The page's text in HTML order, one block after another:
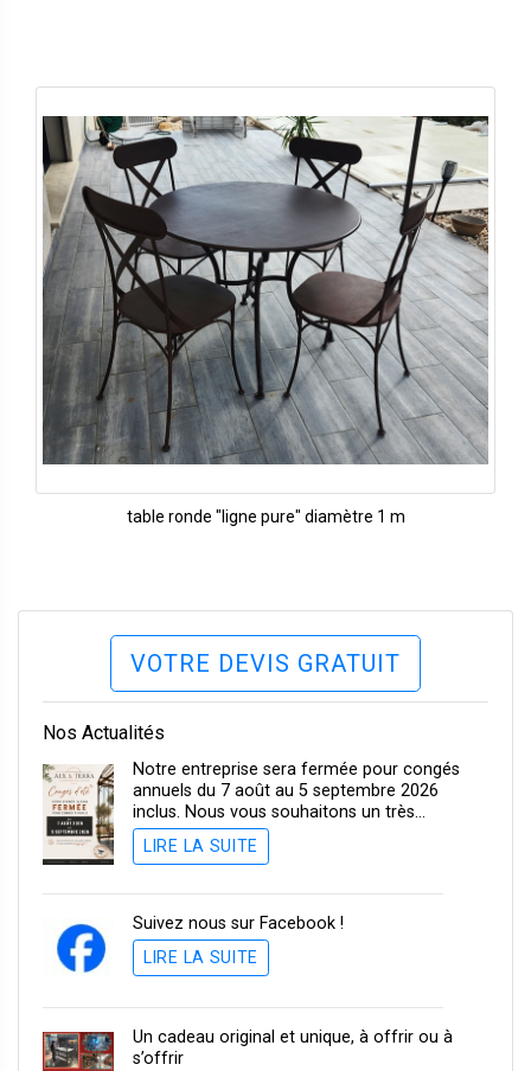
table ronde "ligne pure" diamètre 1 m
VOTRE DEVIS GRATUIT
Nos Actualités
Notre entreprise sera fermée pour congés
annuels du 7 août au 5 septembre 2026
inclus. Nous vous souhaitons un très…
LIRE LA SUITE
Suivez nous sur Facebook !
LIRE LA SUITE
Un cadeau original et unique, à offrir ou à
s’offrir